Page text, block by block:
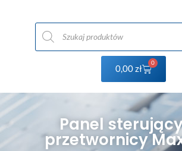
0,00zł
0
Panel
przetwornicy